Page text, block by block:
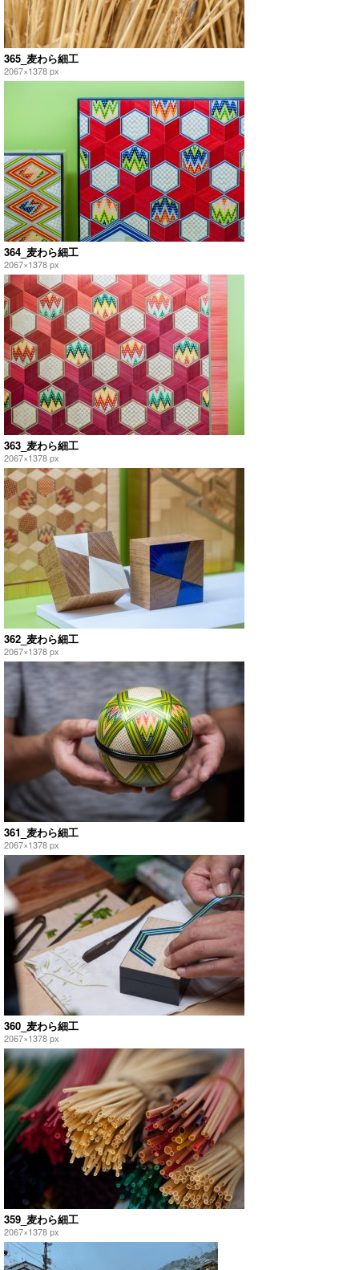
365_麦わら細工
2067×1378 px
364_麦わら細工
2067×1378 px
363_麦わら細工
2067×1378 px
362_麦わら細工
2067×1378 px
361_麦わら細工
2067×1378 px
360_麦わら細工
2067×1378 px
359_麦わら細工
2067×1378 px